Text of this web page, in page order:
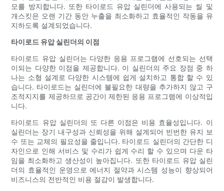
모를 방지합니다. 또한 타이로드 유압 실린더에 사용되는 씰 및
개스킷은 오랜 기간 동안 누출을 최소화하고 효율적인 작동을 유
지하도록 설계되었습니다.
타이로드 유압 실린더의 이점
타이로드 유압 실린더는 다양한 응용 프로그램에 선호되는 선택
이되는 다양한 이점을 제공합니다. 이 실린더의 주요 장점 중 하
나는 소형 설계로 다양한 시스템에 쉽게 설치하고 통합 할 수 있
습니다. 타이로드는 실린더에 불필요한 대량을 추가하지 않고 구
조적지지를 제공하므로 공간이 제한된 응용 프로그램에 이상적입
니다.
타이로드 유압 실린더의 또 다른 이점은 비용 효율성입니다. 이
실린더는 장기 내구성과 신뢰성을 위해 설계되어 빈번한 유지 보
수 또는 교체의 필요성을 줄입니다. 타이로드 실린더의 간단한 디
자인으로 인해 서비스 및 수리가 쉽게 수리 할 수 있으며 다운 타
임을 최소화하고 생산성이 높아집니다. 또한 타이로드 유압 실린
더의 효율적인 운영으로 에너지 절약과 시스템 성능이 향상되어
비즈니스의 전반적인 비용 절감이 발생합니다.